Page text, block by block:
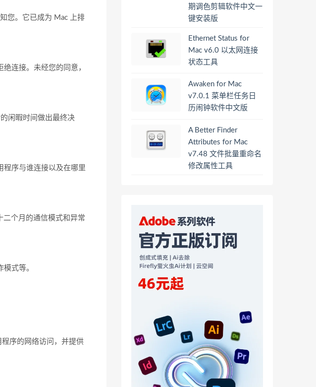
您。它已成为 Mac 上排
连接。未经您的同意，
闲暇时间做出最终决
程序与谁连接以及在哪里
二个月的通信模式和异常
式等。
序的网络访问，并提供
期调色剪辑软件中文一
键安装版
Ethernet Status for
Mac v6.0 以太网连接
状态工具
Awaken for Mac
v7.0.1 菜单栏任务日
历闹钟软件中文版
A Better Finder
Attributes for Mac
v7.48 文件批量重命名
修改属性工具